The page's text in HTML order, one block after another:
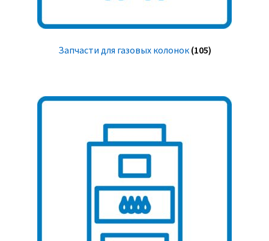
Запчасти для газовых колонок (105)